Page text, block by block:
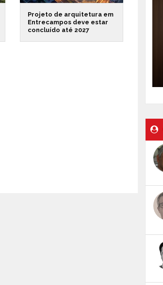
Projeto de arquitetura em
Entrecampos deve estar
concluído até 2027